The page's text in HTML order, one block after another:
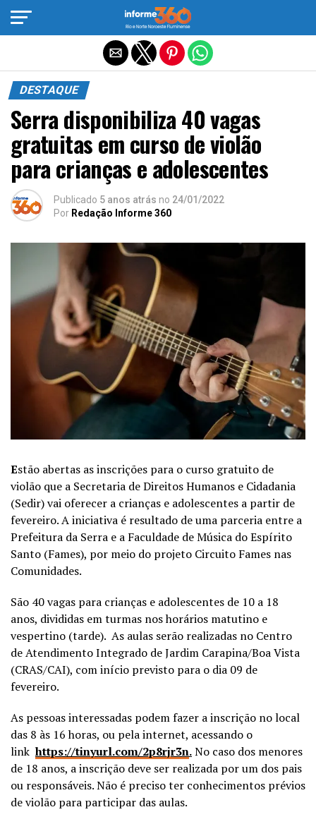
DESTAQUE
Serra disponibiliza 40 vagas
gratuitas em curso de violão
para crianças e adolescentes
Publicado 5 anos atrás no 24/01/2022
Por Redação Informe 360
Estão abertas as inscrições para o curso gratuito de
violão que a Secretaria de Direitos Humanos e Cidadania
(Sedir) vai oferecer a crianças e adolescentes a partir de
fevereiro. A iniciativa é resultado de uma parceria entre a
Prefeitura da Serra e a Faculdade de Música do Espírito
Santo (Fames), por meio do projeto Circuito Fames nas
Comunidades.
São 40 vagas para crianças e adolescentes de 10 a 18
anos, divididas em turmas nos horários matutino e
vespertino (tarde). As aulas serão realizadas no Centro
de Atendimento Integrado de Jardim Carapina/Boa Vista
(CRAS/CAI), com início previsto para o dia 09 de
fevereiro.
As pessoas interessadas podem fazer a inscrição no local
das 8 às 16 horas, ou pela internet, acessando o
linkhttps://tinyurl.com/2p8rjr3n.No caso dos menores
de 18 anos, a inscrição deve ser realizada por um dos pais
ou responsáveis. Não é preciso ter conhecimentos prévios
de violão para participar das aulas.
Sair da versão mobile